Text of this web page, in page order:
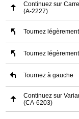
Continuez sur
(A-2227)
Tournez
Tournez
Tournez à gauche
Continuez sur
(CA-6203)